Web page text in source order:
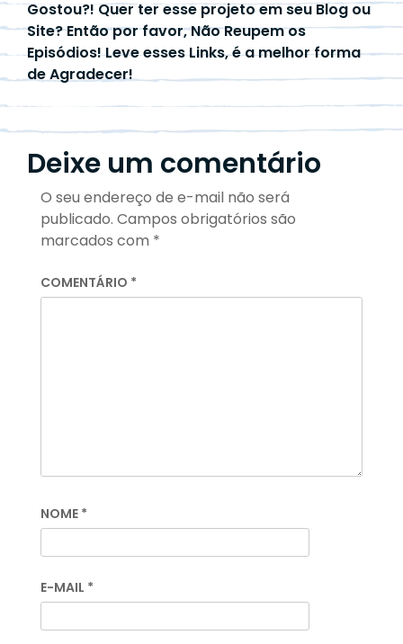
Gostou?! Quer ter esse projeto em seu Blog ou
Site? Então por favor, Não Reupem os
Episódios! Leve esses Links, é a melhor forma
de Agradecer!
Deixe um comentário
O seu endereço de e-mail não será
publicado. Campos obrigatórios são
marcados com *
COMENTÁRIO *
NOME *
E-MAIL *